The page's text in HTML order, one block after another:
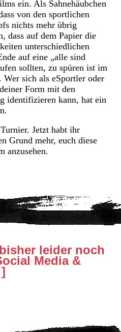
ein. Als Sahnehäubchen
von den sportlichen
nichts mehr übrig
dass auf dem Papier die
unterschiedlichen
auf eine „alle sind
sollten, zu spüren ist im
sich als eSportler oder
Form mit den
identifizieren kann, hat ein
Jetzt habt ihr
Grund mehr, euch diese
anzusehen.
leider noch
Media &